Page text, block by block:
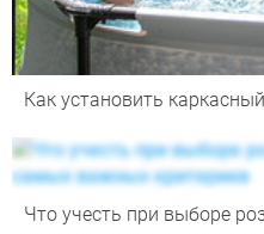
Как установить
Что учесть при выборе